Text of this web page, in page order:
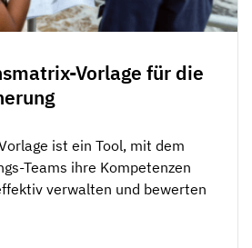
Vorlage für die
ist ein Tool, mit dem
Teams ihre Kompetenzen
verwalten und bewerten